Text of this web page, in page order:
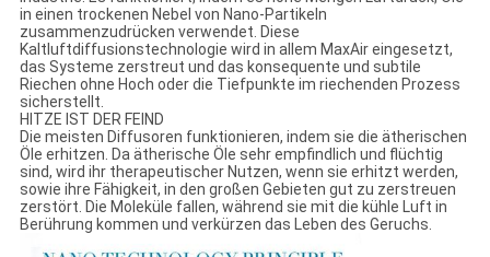
in einen trockenen Nebel von Nano-Partikeln
zusammenzudrücken verwendet. Diese
Kaltluftdiffusionstechnologie wird in allem MaxAir eingesetzt,
das Systeme zerstreut und das konsequente und subtile
Riechen ohne Hoch oder die Tiefpunkte im riechenden Prozess
sicherstellt.
HITZE IST DER FEIND
Die meisten Diffusoren funktionieren, indem sie die ätherischen
Öle erhitzen. Da ätherische Öle sehr empfindlich und flüchtig
sind, wird ihr therapeutischer Nutzen, wenn sie erhitzt werden,
sowie ihre Fähigkeit, in den großen Gebieten gut zu zerstreuen
zerstört. Die Moleküle fallen, während sie mit die kühle Luft in
Berührung kommen und verkürzen das Leben des Geruchs.